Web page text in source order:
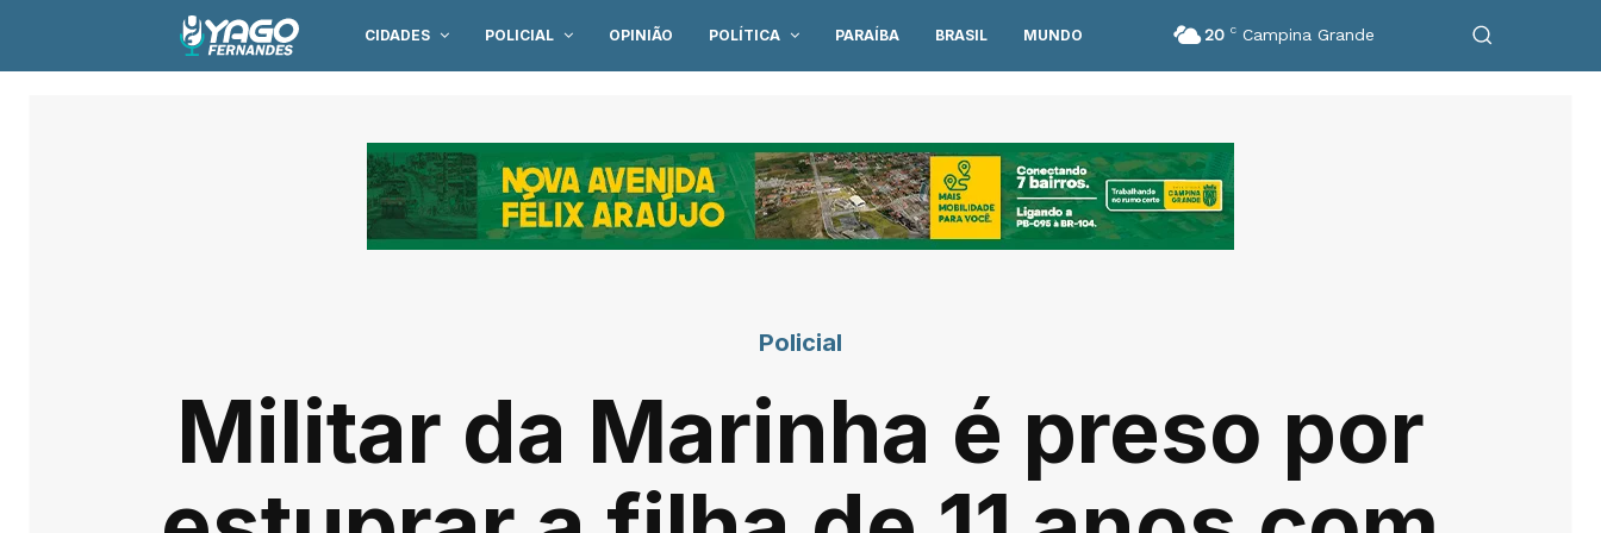
CIDADES POLICIAL OPINIÃO POLÍTICA PARAÍBA BRASIL MUNDO 20 C Campina Grande
Policial
Militar da Marinha é preso por